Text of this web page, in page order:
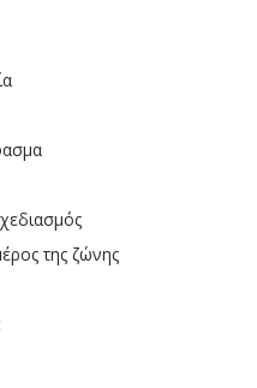
της ζώνης